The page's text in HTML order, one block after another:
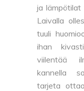
ja lämpötilat
Laivalla
tuuli
ihan
viilentää
kannella
tarjeta